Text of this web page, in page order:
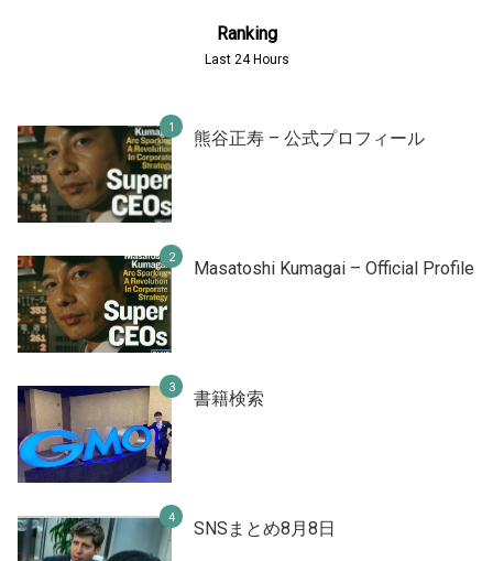
Ranking
Last 24 Hours
熊谷正寿 – 公式プロフィール
Masatoshi Kumagai – Official Profile
書籍検索
SNSまとめ8月8日